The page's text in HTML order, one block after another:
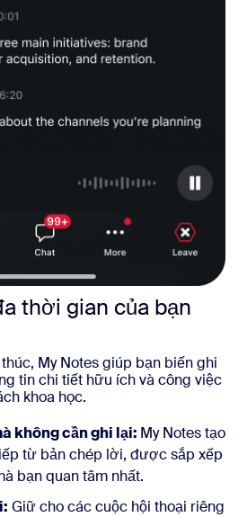
thời gian của bạn
My Notes giúp bạn biến ghi
tin chi tiết hữu ích và công việc
khoa học.
không cần ghi lại: My Notes tạo
từ bản chép lời, được sắp xếp
bạn quan tâm nhất.
Giữ cho các cuộc hội thoại riêng